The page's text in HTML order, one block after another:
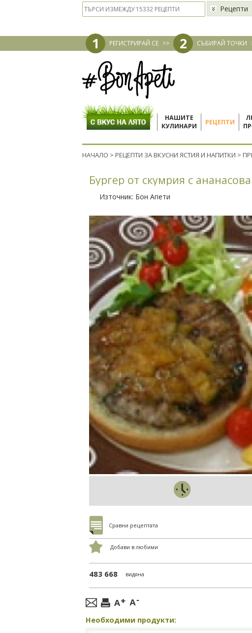
Рецепти
1 РЕГИСТРИРАЙ СЕ >> 2 СЪБИРАЙ ТОЧКИ
НАШИТЕ
КУЛИНАРИ
РЕЦЕПТИ
НАЧАЛО > РЕЦЕПТИ ЗА ВКУСНИ ЯСТИЯ И НАПИТКИ >
Бургер от скумрия с
Източник: Бон Апети
Сравни рецептата
Добави в любими
483 668 видяна
Необходими продукти: